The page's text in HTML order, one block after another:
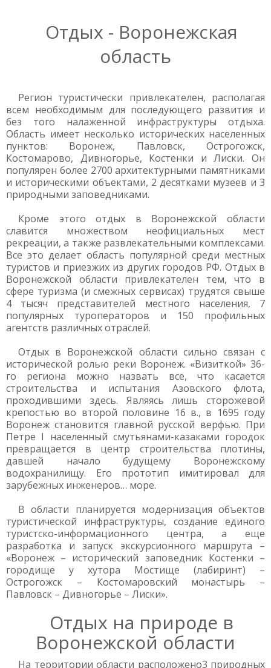
Отдых - Воронежская
область
Регион туристически привлекателен, располагая
всем необходимым для последующего развития и
без того налаженной инфраструктуры отдыха.
Область имеет несколько исторических населенных
пунктов: Воронеж, Павловск, Острогожск,
Костомарово, Дивногорье, Костенки и Лиски. Он
популярен более 2700 архитектурными памятниками
и историческими объектами, 2 десятками музеев и 3
природными заповедниками.
Кроме этого отдых в Воронежской области
славится множеством неофициальных мест
рекреации, а также развлекательными комплексами.
Все это делает область популярной среди местных
туристов и приезжих из других городов РФ. Отдых в
Воронежской области привлекателен тем, что в
сфере туризма (и смежных сервисах) трудятся свыше
4 тысяч представителей местного населения, 7
популярных туроператоров и 150 профильных
агентств различных отраслей.
Отдых в Воронежской области сильно связан с
исторической ролью реки Воронеж. «Визиткой» 36-
го региона можно назвать все, что касается
строительства и испытания Азовского флота,
проходившими здесь. Являясь лишь сторожевой
крепостью во второй половине 16 в., в 1695 году
Воронеж становится главной русской верфью. При
Петре I населенный смутьянами-казаками городок
превращается в центр строительства плотины,
давшей начало будущему Воронежскому
водохранилищу. Его прототип имитировал для
зарубежных инженеров… море.
В области планируется модернизация объектов
туристической инфраструктуры, создание единого
туристско-информационного центра, а еще
разработка и запуск экскурсионного маршрута –
«Воронеж – исторический заповедник Костенки –
городище у хутора Мостище (лабиринт) –
Острогожск – Костомаровский монастырь –
Павловск – Дивногорье – Лиски».
Отдых на природе в
Воронежской области
На территории области расположено3 природных